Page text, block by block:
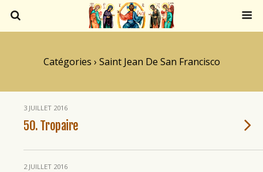
Catégories › Saint Jean De San Francisco
3 JUILLET 2016
50. Tropaire
2 JUILLET 2016